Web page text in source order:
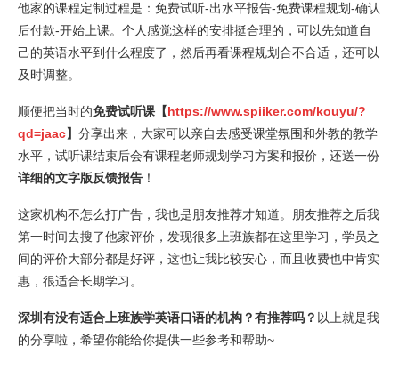
他家的课程定制过程是：免费试听-出水平报告-免费课程规划-确认
后付款-开始上课。个人感觉这样的安排挺合理的，可以先知道自
己的英语水平到什么程度了，然后再看课程规划合不合适，还可以
及时调整。
顺便把当时的免费试听课【https://www.spiiker.com/kouyu/?
qd=jaac】 分享出来，大家可以亲自去感受课堂氛围和外教的教学
水平，试听课结束后会有课程老师规划学习方案和报价，还送一份
详细的文字版反馈报告 ！
这家机构不怎么打广告，我也是朋友推荐才知道。朋友推荐之后我
第一时间去搜了他家评价，发现很多上班族都在这里学习，学员之
间的评价大部分都是好评，这也让我比较安心，而且收费也中肯实
惠，很适合长期学习。
深圳有没有适合上班族学英语口语的机构？有推荐吗？ 以上就是我
的分享啦，希望你能给你提供一些参考和帮助~